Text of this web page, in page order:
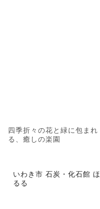
四季折々の花と緑に包まれ
る、癒しの楽園
いわき市 石炭・化石館 ほ
るる